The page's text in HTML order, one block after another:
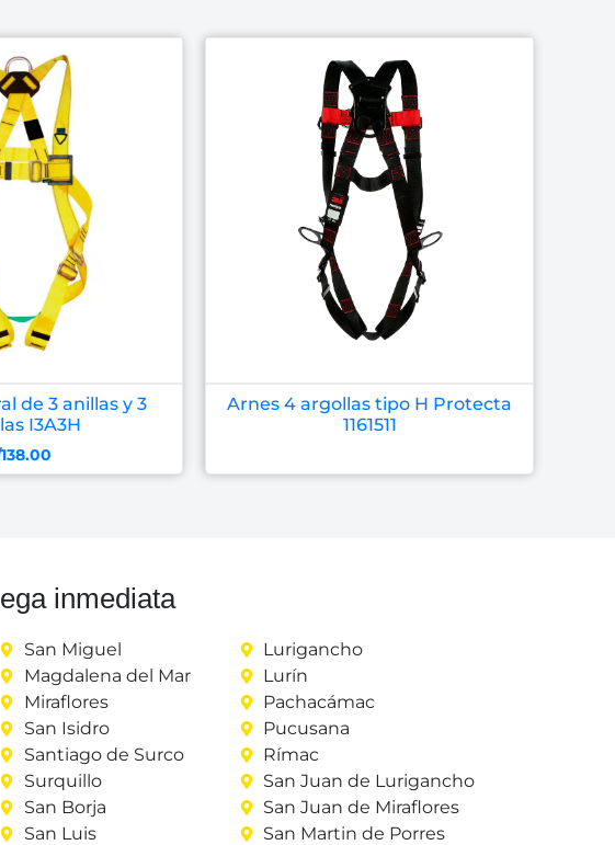
de 3 anillas y 3
I3A3H
138.00
Arnes 4 argollas tipo H Protecta
1161511
inmediata
San Miguel
Magdalena del Mar
Miraflores
San Isidro
Santiago de Surco
Surquillo
San Borja
San Luis
Lurigancho
Lurín
Pachacámac
Pucusana
Rímac
San Juan de Lurigancho
San Juan de Miraflores
San Martin de Porres